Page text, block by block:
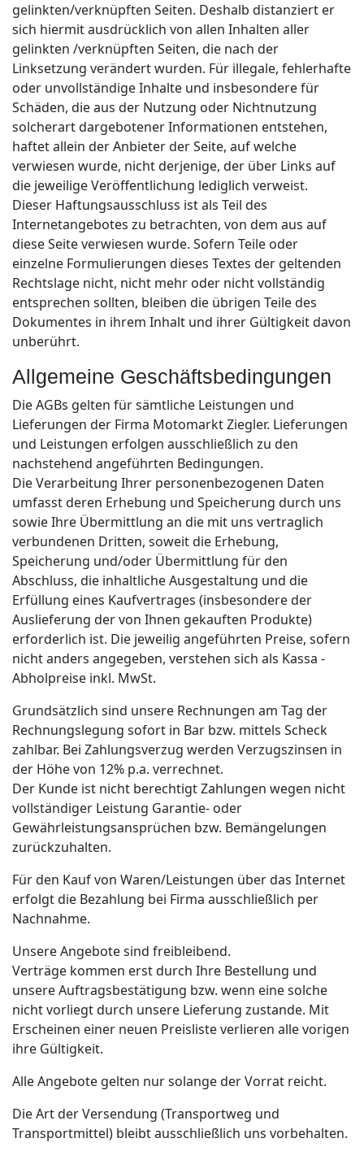
gelinkten/verknüpften Seiten. Deshalb distanziert er
sich hiermit ausdrücklich von allen Inhalten aller
gelinkten /verknüpften Seiten, die nach der
Linksetzung verändert wurden. Für illegale, fehlerhafte
oder unvollständige Inhalte und insbesondere für
Schäden, die aus der Nutzung oder Nichtnutzung
solcherart dargebotener Informationen entstehen,
haftet allein der Anbieter der Seite, auf welche
verwiesen wurde, nicht derjenige, der über Links auf
die jeweilige Veröffentlichung lediglich verweist.
Dieser Haftungsausschluss ist als Teil des
Internetangebotes zu betrachten, von dem aus auf
diese Seite verwiesen wurde. Sofern Teile oder
einzelne Formulierungen dieses Textes der geltenden
Rechtslage nicht, nicht mehr oder nicht vollständig
entsprechen sollten, bleiben die übrigen Teile des
Dokumentes in ihrem Inhalt und ihrer Gültigkeit davon
unberührt.
Allgemeine Geschäftsbedingungen
Die AGBs gelten für sämtliche Leistungen und
Lieferungen der Firma Motomarkt Ziegler. Lieferungen
und Leistungen erfolgen ausschließlich zu den
nachstehend angeführten Bedingungen.
Die Verarbeitung Ihrer personenbezogenen Daten
umfasst deren Erhebung und Speicherung durch uns
sowie Ihre Übermittlung an die mit uns vertraglich
verbundenen Dritten, soweit die Erhebung,
Speicherung und/oder Übermittlung für den
Abschluss, die inhaltliche Ausgestaltung und die
Erfüllung eines Kaufvertrages (insbesondere der
Auslieferung der von Ihnen gekauften Produkte)
erforderlich ist. Die jeweilig angeführten Preise, sofern
nicht anders angegeben, verstehen sich als Kassa -
Abholpreise inkl. MwSt.
Grundsätzlich sind unsere Rechnungen am Tag der
Rechnungslegung sofort in Bar bzw. mittels Scheck
zahlbar. Bei Zahlungsverzug werden Verzugszinsen in
der Höhe von 12% p.a. verrechnet.
Der Kunde ist nicht berechtigt Zahlungen wegen nicht
vollständiger Leistung Garantie- oder
Gewährleistungsansprüchen bzw. Bemängelungen
zurückzuhalten.
Für den Kauf von Waren/Leistungen über das Internet
erfolgt die Bezahlung bei Firma ausschließlich per
Nachnahme.
Unsere Angebote sind freibleibend.
Verträge kommen erst durch Ihre Bestellung und
unsere Auftragsbestätigung bzw. wenn eine solche
nicht vorliegt durch unsere Lieferung zustande. Mit
Erscheinen einer neuen Preisliste verlieren alle vorigen
ihre Gültigkeit.
Alle Angebote gelten nur solange der Vorrat reicht.
Die Art der Versendung (Transportweg und
Transportmittel) bleibt ausschließlich uns vorbehalten.